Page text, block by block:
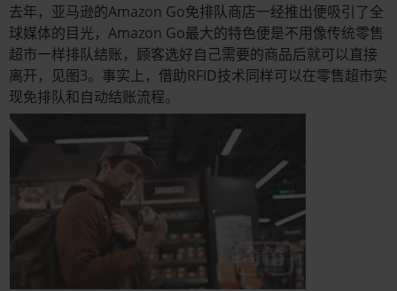
去年，亚马逊的Amazon Go免排队商店一经推出便吸引了全
球媒体的目光，Amazon Go最大的特色便是不用像传统零售
超市一样排队结账，顾客选好自己需要的商品后就可以直接
离开，见图3。事实上，借助RFID技术同样可以在零售超市实
现免排队和自动结账流程。